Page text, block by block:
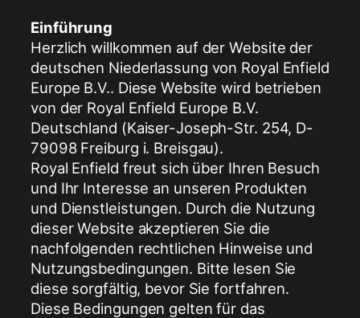
Einführung
Herzlich willkommen auf der Website der
deutschen Niederlassung von Royal Enfield
Europe B.V.. Diese Website wird betrieben
von der Royal Enfield Europe B.V.
Deutschland (Kaiser-Joseph-Str. 254, D-
79098 Freiburg i. Breisgau).
Royal Enfield freut sich über Ihren Besuch
und Ihr Interesse an unseren Produkten
und Dienstleistungen. Durch die Nutzung
dieser Website akzeptieren Sie die
nachfolgenden rechtlichen Hinweise und
Nutzungsbedingungen. Bitte lesen Sie
diese sorgfältig, bevor Sie fortfahren.
Diese Bedingungen gelten für das